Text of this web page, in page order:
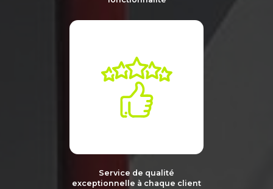
Service de qualité
exceptionnelle à chaque client